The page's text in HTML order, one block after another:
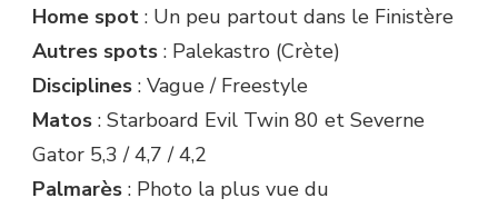
Home spot : Un peu partout dans le Finistère
Autres spots : Palekastro (Crète)
Disciplines : Vague / Freestyle
Matos : Starboard Evil Twin 80 et Severne
Gator 5,3 / 4,7 / 4,2
Palmarès : Photo la plus vue du